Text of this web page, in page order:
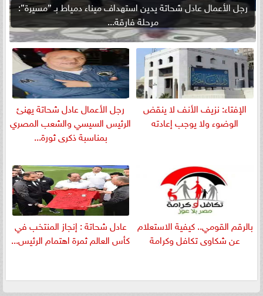
رجل الأعمال عادل شحاتة يدين استهداف ميناء دمياط بـ ”مسيرة”:
مرحلة فارقة...
الإفتاء: نزيف الأنف لا ينقض
الوضوء ولا يوجب إعادته
رجل الأعمال عادل شحاتة يهنئ
الرئيس السيسي والشعب المصري
بمناسبة ذكرى ثورة...
بالرقم القومي.. كيفية الاستعلام
عن شكاوى تكافل وكرامة
عادل شحاتة : إنجاز المنتخب في
كأس العالم ثمرة اهتمام الرئيس...